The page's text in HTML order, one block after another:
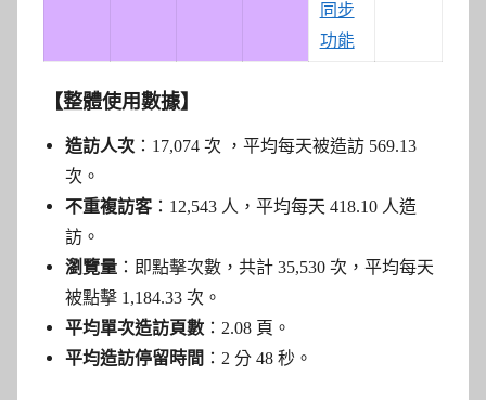
同步
功能
【整體使用數據】
造訪人次 ：17,074 次 ，平均每天被造訪 569.13
次。
不重複訪客 ：12,543 人，平均每天 418.10 人造
訪。
瀏覽量 ：即點擊次數，共計 35,530 次，平均每天
被點擊 1,184.33 次。
平均單次造訪頁數 ：2.08 頁。
平均造訪停留時間 ：2 分 48 秒。